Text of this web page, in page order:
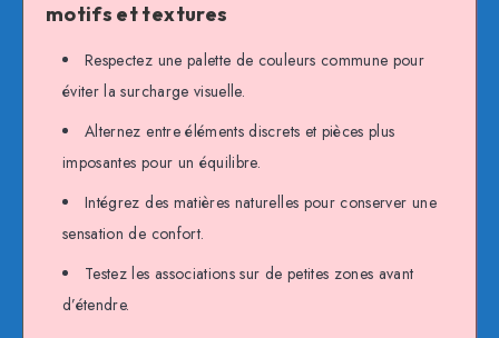
motifs et textures
Respectez une palette de couleurs commune pour
éviter la surcharge visuelle.
Alternez entre éléments discrets et pièces plus
imposantes pour un équilibre.
Intégrez des matières naturelles pour conserver une
sensation de confort.
Testez les associations sur de petites zones avant
d’étendre.